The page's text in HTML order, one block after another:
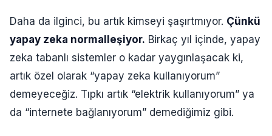
Daha da ilginci, bu artık kimseyi şaşırtmıyor. Çünkü
yapay zeka normalleşiyor. Birkaç yıl içinde, yapay
zeka tabanlı sistemler o kadar yaygınlaşacak ki,
artık özel olarak “yapay zeka kullanıyorum”
demeyeceğiz. Tıpkı artık “elektrik kullanıyorum” ya
da “internete bağlanıyorum” demediğimiz gibi.